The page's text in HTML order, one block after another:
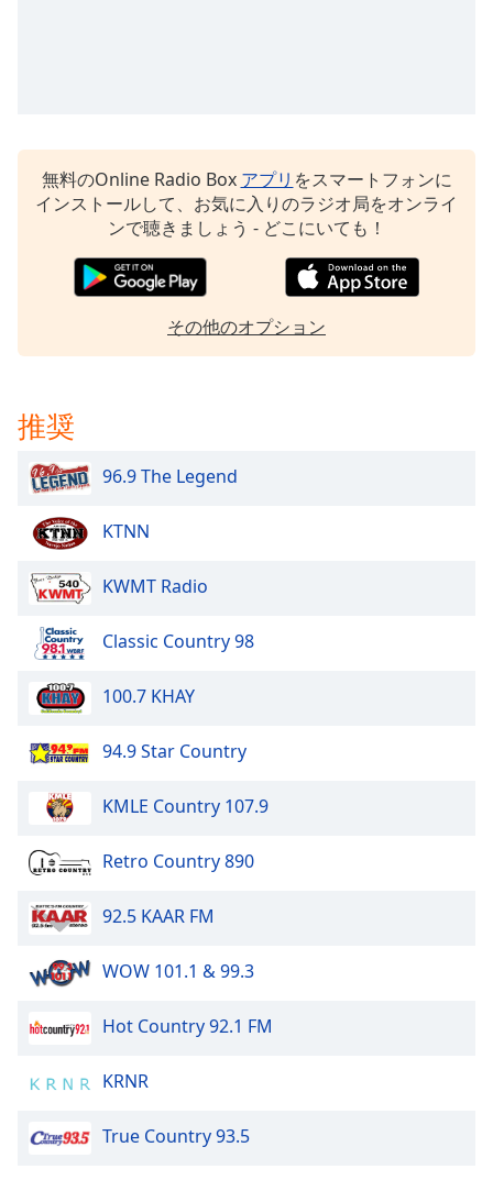
cancel
Text
Background
Color
Caption
Area
Color
Opacity
Size
Text
Edge
Font
Done
無料のOnline Radio Box アプリ をスマートフォンに
インストールして、お気に入りのラジオ局をオンライ
ンで聴きましょう - どこにいても！
その他のオプション
推奨
96.9 The Legend
KTNN
KWMT Radio
Classic Country 98
100.7 KHAY
94.9 Star Country
KMLE Country 107.9
Retro Country 890
92.5 KAAR FM
WOW 101.1 & 99.3
Hot Country 92.1 FM
KRNR
True Country 93.5